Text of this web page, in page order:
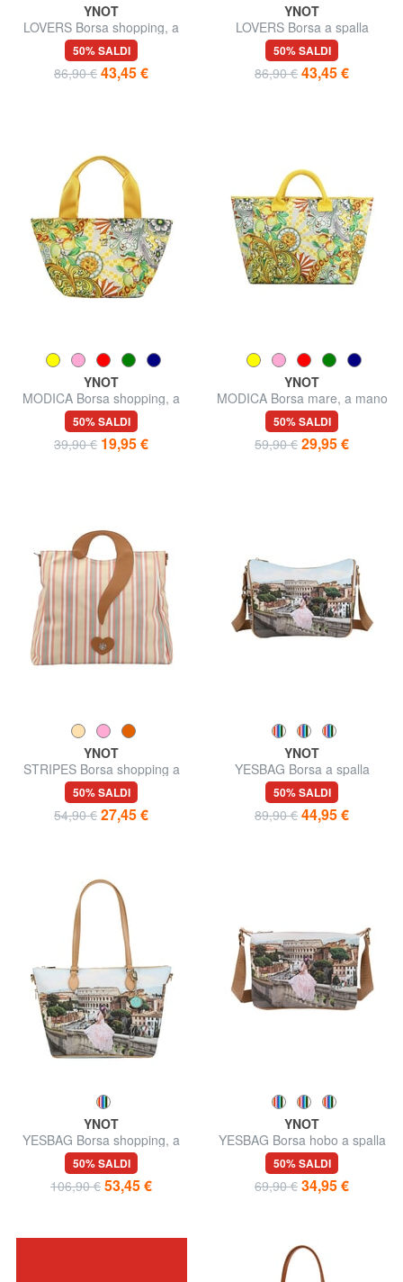
YNOT
LOVERS Borsa shopping, a
spalla
50% SALDI
86,90 € 43,45 €
YNOT
LOVERS Borsa a spalla
50% SALDI
86,90 € 43,45 €
YNOT
MODICA Borsa shopping, a
spalla
50% SALDI
39,90 € 19,95 €
YNOT
MODICA Borsa mare, a mano
50% SALDI
59,90 € 29,95 €
YNOT
STRIPES Borsa shopping a
mano, con tracolla
50% SALDI
54,90 € 27,45 €
YNOT
YESBAG Borsa a spalla
50% SALDI
89,90 € 44,95 €
YNOT
YESBAG Borsa shopping, a
spalla
50% SALDI
106,90 € 53,45 €
YNOT
YESBAG Borsa hobo a spalla
50% SALDI
69,90 € 34,95 €